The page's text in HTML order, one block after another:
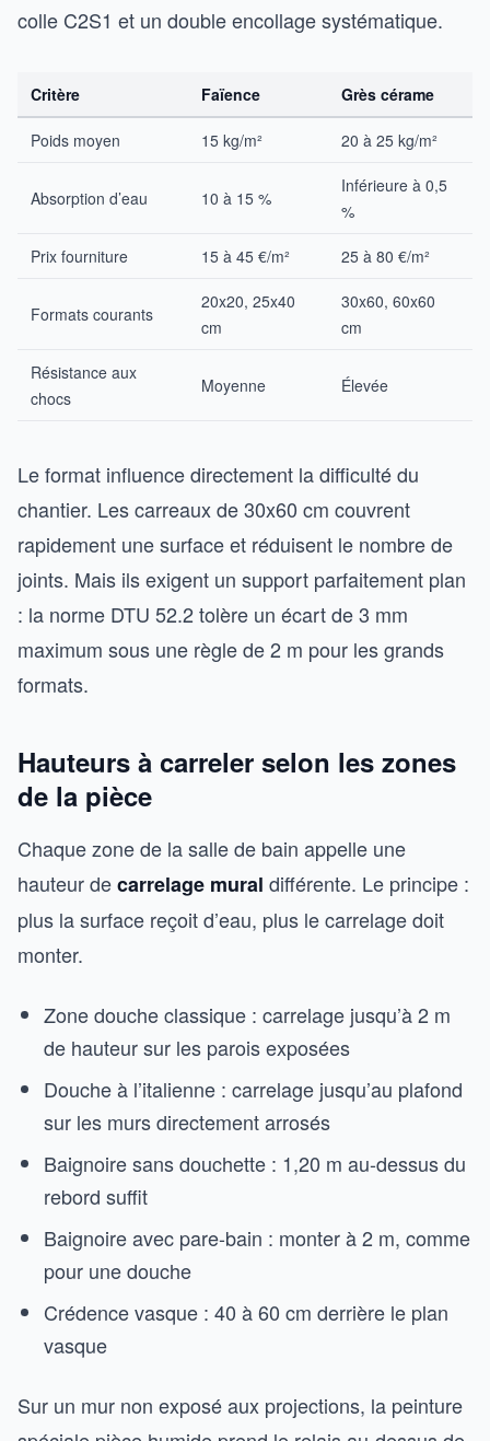
colle C2S1 et un double encollage systématique.
Critère Faïence Grès cérame
Poids moyen 15 kg/m² 20 à 25 kg/m²
Absorption d’eau 10 à 15 %
Inférieure à 0,5
%
Prix fourniture 15 à 45 €/m² 25 à 80 €/m²
Formats courants
20x20, 25x40
cm
30x60, 60x60
cm
Résistance aux
chocs
Moyenne Élevée
Le format influence directement la difficulté du
chantier. Les carreaux de 30x60 cm couvrent
rapidement une surface et réduisent le nombre de
joints. Mais ils exigent un support parfaitement plan
: la norme DTU 52.2 tolère un écart de 3 mm
maximum sous une règle de 2 m pour les grands
formats.
Hauteurs à carreler selon les zones
de la pièce
Chaque zone de la salle de bain appelle une
hauteur decarrelage mural différente. Le principe :
plus la surface reçoit d’eau, plus le carrelage doit
monter.
Zone douche classique : carrelage jusqu’à 2 m
de hauteur sur les parois exposées
Douche à l’italienne : carrelage jusqu’au plafond
sur les murs directement arrosés
Baignoire sans douchette : 1,20 m au-dessus du
rebord suffit
Baignoire avec pare-bain : monter à 2 m, comme
pour une douche
Crédence vasque : 40 à 60 cm derrière le plan
vasque
Sur un mur non exposé aux projections, la peinture